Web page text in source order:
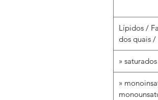
Lípidos /
dos quais /
»
»